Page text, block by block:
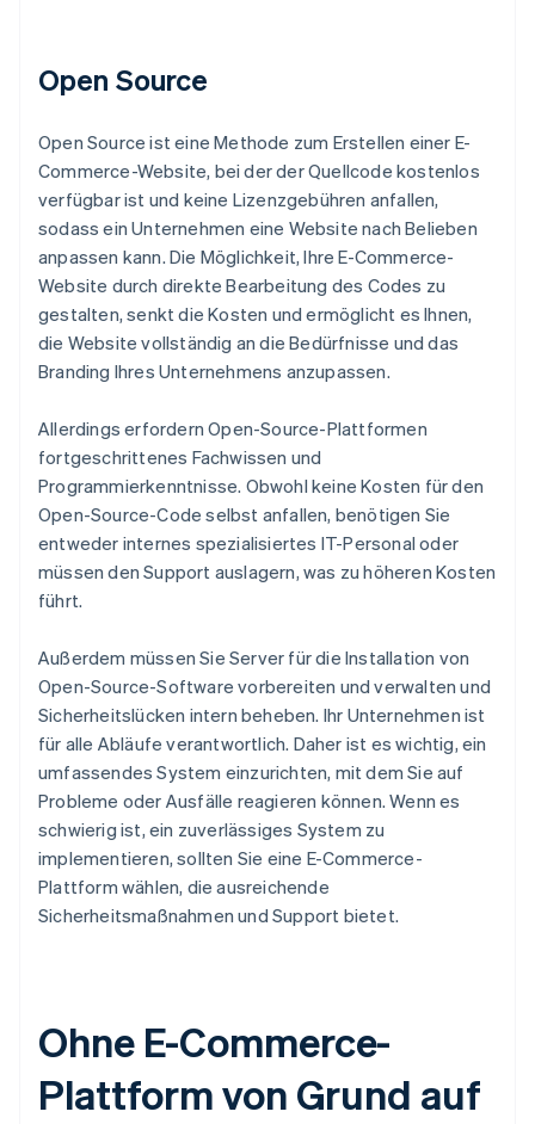
Open Source
Open Source ist eine Methode zum Erstellen einer E-
Commerce-Website, bei der der Quellcode kostenlos
verfügbar ist und keine Lizenzgebühren anfallen,
sodass ein Unternehmen eine Website nach Belieben
anpassen kann. Die Möglichkeit, Ihre E-Commerce-
Website durch direkte Bearbeitung des Codes zu
gestalten, senkt die Kosten und ermöglicht es Ihnen,
die Website vollständig an die Bedürfnisse und das
Branding Ihres Unternehmens anzupassen.
Allerdings erfordern Open-Source-Plattformen
fortgeschrittenes Fachwissen und
Programmierkenntnisse. Obwohl keine Kosten für den
Open-Source-Code selbst anfallen, benötigen Sie
entweder internes spezialisiertes IT-Personal oder
müssen den Support auslagern, was zu höheren Kosten
führt.
Außerdem müssen Sie Server für die Installation von
Open-Source-Software vorbereiten und verwalten und
Sicherheitslücken intern beheben. Ihr Unternehmen ist
für alle Abläufe verantwortlich. Daher ist es wichtig, ein
umfassendes System einzurichten, mit dem Sie auf
Probleme oder Ausfälle reagieren können. Wenn es
schwierig ist, ein zuverlässiges System zu
implementieren, sollten Sie eine E-Commerce-
Plattform wählen, die ausreichende
Sicherheitsmaßnahmen und Support bietet.
Ohne E-Commerce-
Plattform von Grund auf